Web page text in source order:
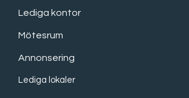
Lediga kontor
Mötesrum
Annonsering
Lediga lokaler